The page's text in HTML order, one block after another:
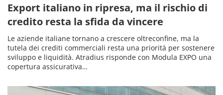
Export italiano in ripresa, ma il rischio di
credito resta la sfida da vincere
Le aziende italiane tornano a crescere oltreconfine, ma la
tutela dei crediti commerciali resta una priorità per sostenere
sviluppo e liquidità. Atradius risponde con Modula EXPO una
copertura assicurativa…